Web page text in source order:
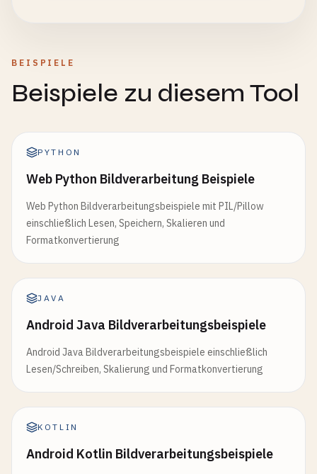
BEISPIELE
Beispiele zu diesem Tool
PYTHON
Web Python Bildverarbeitung Beispiele
Web Python Bildverarbeitungsbeispiele mit PIL/Pillow
einschließlich Lesen, Speichern, Skalieren und
Formatkonvertierung
JAVA
Android Java Bildverarbeitungsbeispiele
Android Java Bildverarbeitungsbeispiele einschließlich
Lesen/Schreiben, Skalierung und Formatkonvertierung
KOTLIN
Android Kotlin Bildverarbeitungsbeispiele